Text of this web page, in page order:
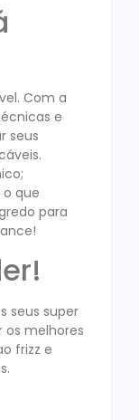
Com a
e
seus
que
para
seus super
os melhores
frizz e